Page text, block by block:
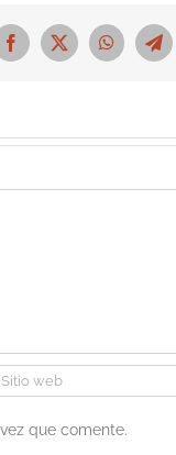
Facebook
X WhatsApp
que comente.